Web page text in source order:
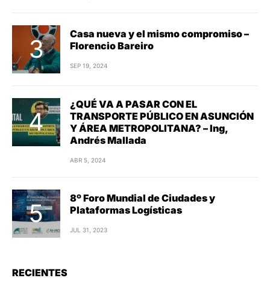
Casa nueva y el mismo compromiso –
Florencio Bareiro
SEP 19, 2024
¿QUÉ VA A PASAR CON EL
TRANSPORTE PÚBLICO EN ASUNCIÓN
Y ÁREA METROPOLITANA? – Ing,
Andrés Mallada
ABR 5, 2024
8º Foro Mundial de Ciudades y
Plataformas Logísticas
JUL 31, 2023
RECIENTES